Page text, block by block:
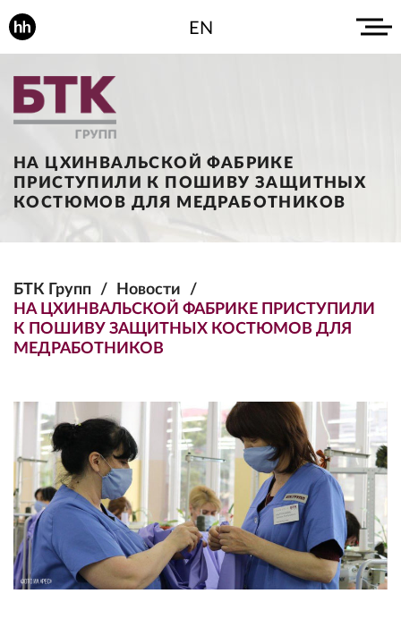
EN
НА ЦХИНВАЛЬСКОЙ ФАБРИКЕ
ПРИСТУПИЛИ К ПОШИВУ ЗАЩИТНЫХ
КОСТЮМОВ ДЛЯ МЕДРАБОТНИКОВ
БТК Групп
Новости
НА ЦХИНВАЛЬСКОЙ ФАБРИКЕ ПРИСТУПИЛИ
К ПОШИВУ ЗАЩИТНЫХ КОСТЮМОВ ДЛЯ
МЕДРАБОТНИКОВ